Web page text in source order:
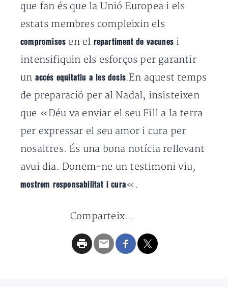
que fan és que la Unió Europea i els
estats membres compleixin els
compromisos en el repartiment de vacunes i
intensifiquin els esforços per garantir
un accés equitatiu a les dosis.En aquest temps
de preparació per al Nadal, insisteixen
que «Déu va enviar el seu Fill a la terra
per expressar el seu amor i cura per
nosaltres. És una bona notícia rellevant
avui dia. Donem-ne un testimoni viu,
mostrem responsabilitat i cura «.
Comparteix...